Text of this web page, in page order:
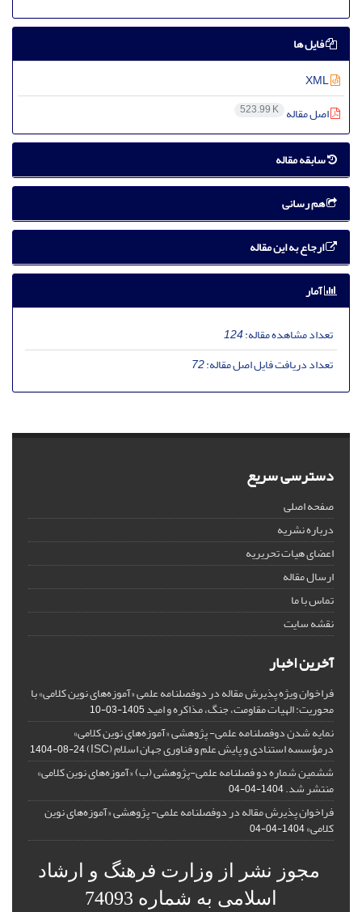
فایل ها
اصل مقاله 523.99 K
سابقه مقاله
هم رسانی
ارجاع به این مقاله
آمار
تعداد مشاهده مقاله:124
تعداد دریافت فایل اصل مقاله:72
دسترسی سریع
صفحه اصلی
درباره نشریه
اعضای هیات تحریریه
ارسال مقاله
تماس با ما
نقشه سایت
آخرین اخبار
فراخوان ویژه پذیرش مقاله در دوفصلنامه علمی «آموزه‌های نوین کلامی» با
محوریت: الهیات مقاومت، جنگ، مذاکره و امید1405-03-10
نمایه شدن دوفصلنامه علمی- پژوهشی «آموزه‌های نوین کلامی»
درمؤسسه استنادی و پایش علم و فناوری جهان اسلام (ISC) 1404-08-24
ششمین شماره دو فصلنامه علمی-پژوهشی (ب) «آموزه‌های نوین کلامی»
منتشر شد.1404-04-04
فراخوان پذیرش مقاله در دوفصلنامه علمی- پژوهشی «آموزه‌های نوین
کلامی»1404-04-04
مجوز نشر از وزارت فرهنگ و ارشاد
اسلامی به شماره 74093